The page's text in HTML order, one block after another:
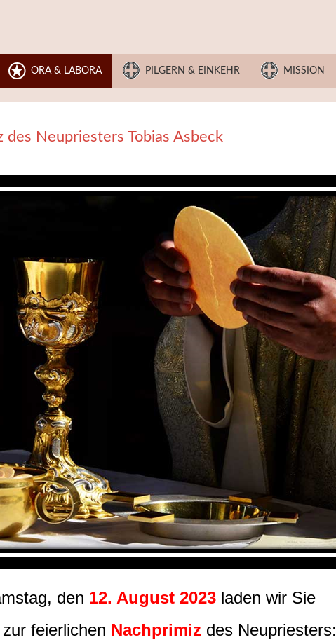
ORA & LABORA PILGERN & EINKEHR MISSION
des Neupriesters Tobias Asbeck
den 12. August 2023 laden wir Sie
Nachprimiz des Neupriesters: